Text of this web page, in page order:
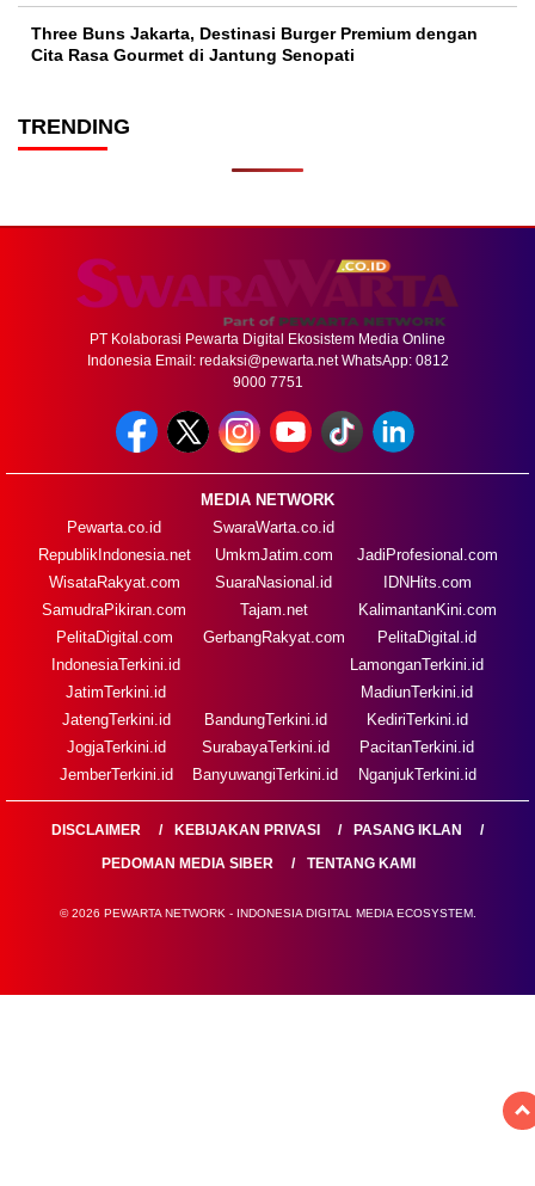
Three Buns Jakarta, Destinasi Burger Premium dengan
Cita Rasa Gourmet di Jantung Senopati
TRENDING
PT Kolaborasi Pewarta Digital Ekosistem Media Online
Indonesia Email: redaksi@pewarta.netWhatsApp: 0812
9000 7751
MEDIA NETWORK
Pewarta.co.id
RepublikIndonesia.net
WisataRakyat.com
SamudraPikiran.com
PelitaDigital.com
SwaraWarta.co.id
UmkmJatim.com
SuaraNasional.id
Tajam.net
GerbangRakyat.com
JadiProfesional.com
IDNHits.com
KalimantanKini.com
PelitaDigital.id
IndonesiaTerkini.id
JatimTerkini.id
JatengTerkini.id
JogjaTerkini.id
JemberTerkini.id
BandungTerkini.id
SurabayaTerkini.id
BanyuwangiTerkini.id
LamonganTerkini.id
MadiunTerkini.id
KediriTerkini.id
PacitanTerkini.id
NganjukTerkini.id
DISCLAIMER KEBIJAKAN PRIVASI
PASANG IKLAN
PEDOMAN MEDIA SIBER
TENTANG KAMI
© 2026 PEWARTA NETWORK - INDONESIA DIGITAL MEDIA ECOSYSTEM.